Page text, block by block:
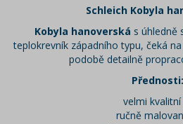
Schleich Kobyla
Kobyla hanoverská s úhledně
teplokrevník západního typu, čeká
podobě detailně
Přednosti:
velmi
ručně